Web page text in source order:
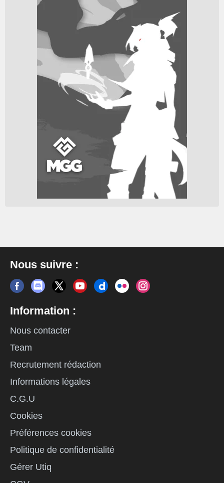
Nous suivre :
Information :
Nous contacter
Team
Recrutement rédaction
Informations légales
C.G.U
Cookies
Préférences cookies
Politique de confidentialité
Gérer Utiq